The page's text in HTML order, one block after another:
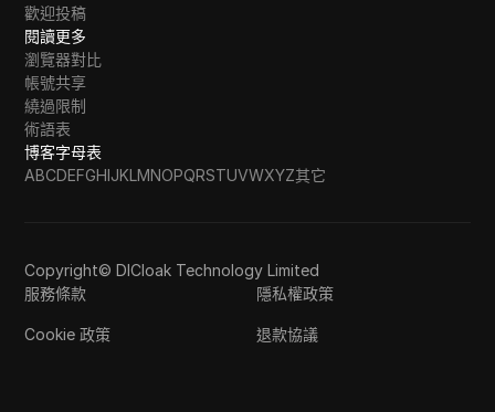
歡迎投稿
閱讀更多
瀏覽器對比
帳號共享
繞過限制
術語表
博客字母表
ABCDEFGHIJKLMNOPQRSTUVWXYZ其它
Copyright© DICloak Technology Limited
服務條款
隱私權政策
Cookie 政策 退款協議